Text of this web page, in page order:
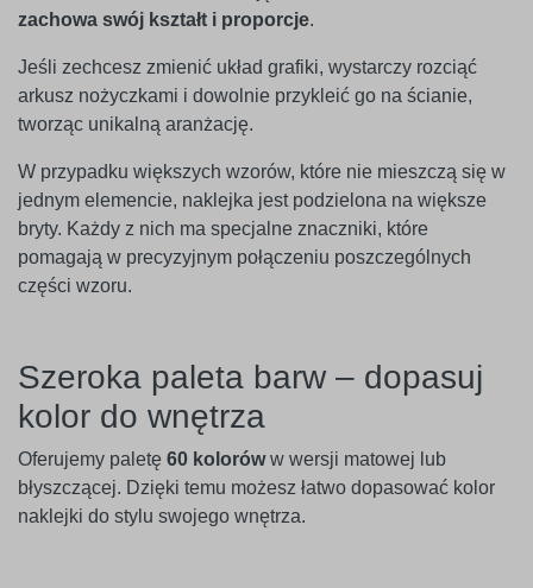
zachowa swój kształt i proporcje.
Jeśli zechcesz zmienić układ grafiki, wystarczy rozciąć
arkusz nożyczkami i dowolnie przykleić go na ścianie,
tworząc unikalną aranżację.
W przypadku większych wzorów, które nie mieszczą się w
jednym elemencie, naklejka jest podzielona na większe
bryty. Każdy z nich ma specjalne znaczniki, które
pomagają w precyzyjnym połączeniu poszczególnych
części wzoru.
Szeroka paleta barw – dopasuj
kolor do wnętrza
Oferujemy paletę 60 koloróww wersji matowej lub
błyszczącej. Dzięki temu możesz łatwo dopasować kolor
naklejki do stylu swojego wnętrza.